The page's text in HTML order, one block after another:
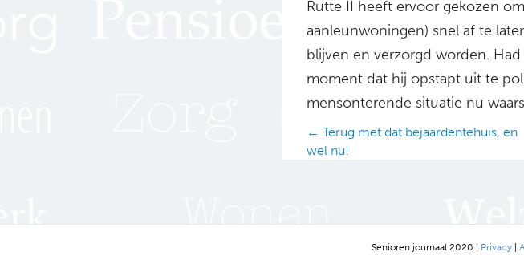
Rutte II heeft ervoor gekozen
aanleunwoningen) snel af te
blijven en verzorgd worden. Had
moment dat hij opstapt uit te
mensonterende situatie nu
Posts
navigation
← Terug met dat bejaardentehuis, en
wel nu!
Senioren journaal 2020 | Privacy |